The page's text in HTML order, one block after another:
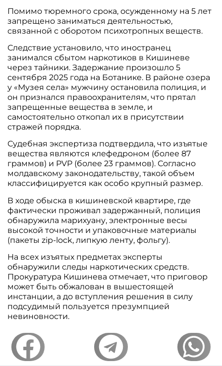
Помимо тюремного срока, осужденному на 5 лет
запрещено заниматься деятельностью,
связанной с оборотом психотропных веществ.
Следствие установило, что иностранец
занимался сбытом наркотиков в Кишиневе
через тайники. Задержание произошло 5
сентября 2025 года на Ботанике. В районе озера
у «Музея села» мужчину остановила полиция, и
он признался правоохранителям, что прятал
запрещенные вещества в земле, и
самостоятельно откопал их в присутствии
стражей порядка.
Судебная экспертиза подтвердила, что изъятые
вещества являются клефедроном (более 87
граммов) и PVP (более 23 граммов). Согласно
молдавскому законодательству, такой объем
классифицируется как особо крупный размер.
В ходе обыска в кишиневской квартире, где
фактически проживал задержанный, полиция
обнаружила марихуану, электронные весы
высокой точности и упаковочные материалы
(пакеты zip-lock, липкую ленту, фольгу).
На всех изъятых предметах эксперты
обнаружили следы наркотических средств.
Прокуратура Кишинева отмечает, что приговор
может быть обжалован в вышестоящей
инстанции, а до вступления решения в силу
подсудимый пользуется презумпцией
невиновности.